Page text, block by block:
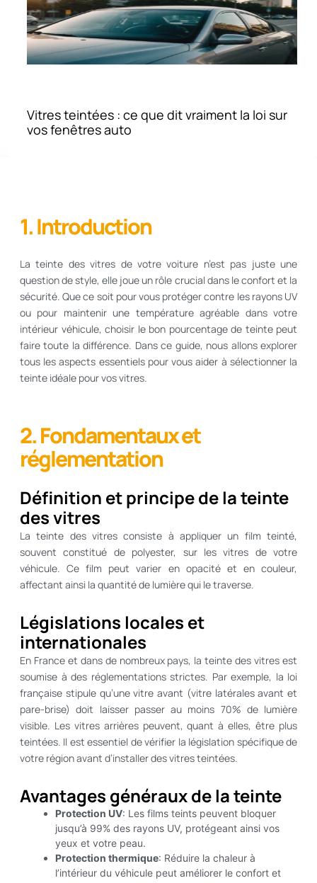
1. Introduction
La teinte des vitres de votre voiture n’est pas juste une
question de style, elle joue un rôle crucial dans le confort et la
sécurité. Que ce soit pour vous protéger contre les rayons UV
ou pour maintenir une température agréable dans votre
intérieur véhicule, choisir le bon pourcentage de teinte peut
faire toute la différence. Dans ce guide, nous allons explorer
tous les aspects essentiels pour vous aider à sélectionner la
teinte idéale pour vos vitres.
2. Fondamentaux et
réglementation
Définition et principe de la teinte
des vitres
La teinte des vitres consiste à appliquer un film teinté,
souvent constitué de polyester, sur les vitres de votre
véhicule. Ce film peut varier en opacité et en couleur,
affectant ainsi la quantité de lumière qui le traverse.
Législations locales et
internationales
En France et dans de nombreux pays, la teinte des vitres est
soumise à des réglementations strictes. Par exemple, la loi
française stipule qu’une vitre avant (vitre latérales avant et
pare-brise) doit laisser passer au moins 70% de lumière
visible. Les vitres arrières peuvent, quant à elles, être plus
teintées. Il est essentiel de vérifier la législation spécifique de
votre région avant d’installer des vitres teintées.
Avantages généraux de la teinte
Protection UV: Les films teints peuvent bloquer
jusqu’à 99% des rayons UV, protégeant ainsi vos
yeux et votre peau.
Protection thermique: Réduire la chaleur à
l’intérieur du véhicule peut améliorer le confort et
Vitres teintées : ce que dit vraiment la loi sur
vos fenêtres auto